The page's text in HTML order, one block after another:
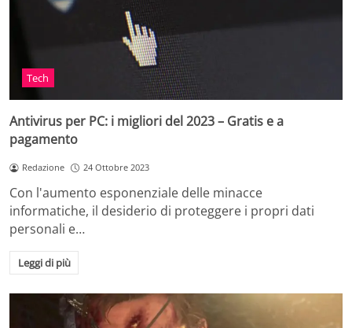
Tech
Antivirus per PC: i migliori del 2023 – Gratis e a
pagamento
Redazione 24 Ottobre 2023
Con l'aumento esponenziale delle minacce
informatiche, il desiderio di proteggere i propri dati
personali e…
Leggi di più